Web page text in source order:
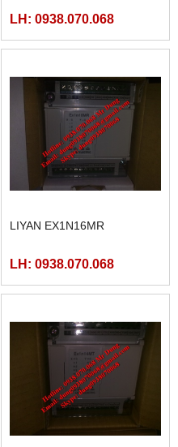
LH: 0938.070.068
LIYAN EX1N16MR
LH: 0938.070.068